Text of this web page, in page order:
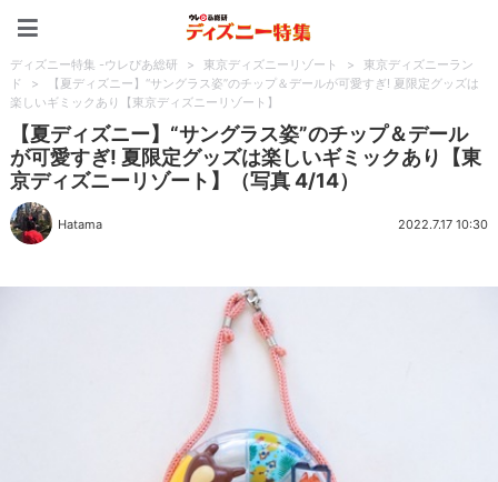
ディズニー特集 -ウレぴあ総研 > 東京ディズニーリゾート >
東京ディズニーラン
ド
>
【夏ディズニー】“サングラス姿”のチップ＆デールが可愛すぎ! 夏限定グッズは
楽しいギミックあり【東京ディズニーリゾート】
【夏ディズニー】“サングラス姿”のチップ＆デール
が可愛すぎ! 夏限定グッズは楽しいギミックあり【東
京ディズニーリゾート】（写真 4/14）
Hatama 2022.7.17 10:30